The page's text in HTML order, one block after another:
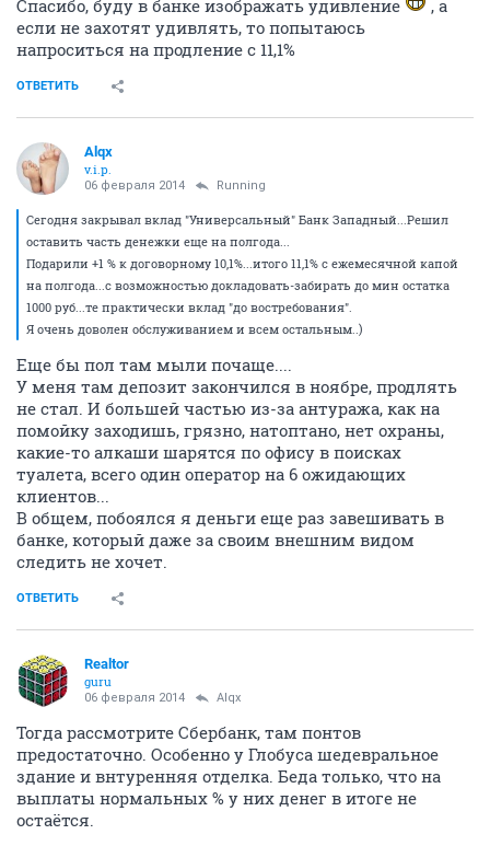
Спасибо, буду в банке изображать удивление
, а
если не захотят удивлять, то попытаюсь
напроситься на продление с 11,1%
ОТВЕТИТЬ
Alqx
v.i.p.
06 февраля 2014 Running
Сегодня закрывал вклад "Универсальный" Банк Западный...Решил
оставить часть денежки еще на полгода...
Подарили +1 % к договорному 10,1%...итого 11,1% с ежемесячной капой
на полгода...с возможностью докладовать-забирать до мин остатка
1000 руб...те практически вклад "до востребования".
Я очень доволен обслуживанием и всем остальным..)
Еще бы пол там мыли почаще....
У меня там депозит закончился в ноябре, продлять
не стал. И большей частью из-за антуража, как на
помойку заходишь, грязно, натоптано, нет охраны,
какие-то алкаши шарятся по офису в поисках
туалета, всего один оператор на 6 ожидающих
клиентов...
В общем, побоялся я деньги еще раз завешивать в
банке, который даже за своим внешним видом
следить не хочет.
ОТВЕТИТЬ
Realtor
guru
06 февраля 2014 Alqx
Тогда рассмотрите Сбербанк, там понтов
предостаточно. Особенно у Глобуса шедевральное
здание и внтуренняя отделка. Беда только, что на
выплаты нормальных % у них денег в итоге не
остаётся.